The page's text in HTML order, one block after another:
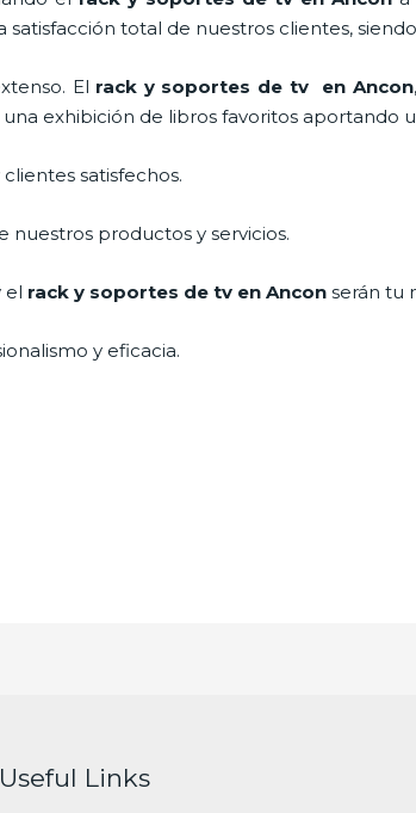
satisfacción total de nuestros clientes,
El rack y soportes de tv en Ancon
exhibición de libros favoritos aportando
satisfechos.
nuestros productos y servicios.
el rack y soportes de tv en Ancon serán tu
y eficacia.
Useful Links